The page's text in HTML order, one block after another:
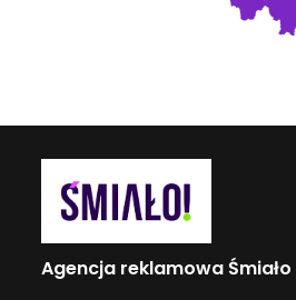
Agencja reklamowa Śmiało